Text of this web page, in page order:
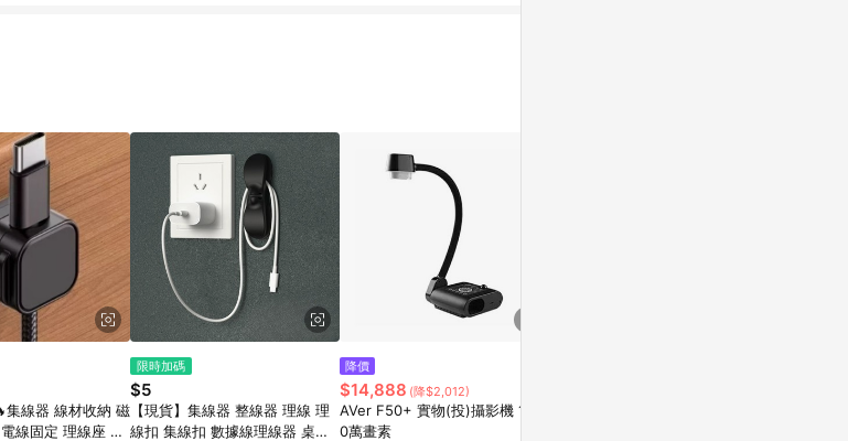
品賣場中有標示「商店」及顯示商店名稱者(指定活動店家除外) 3. 訂
集線器 線材收納 磁
線固定 理線座 整
限時加碼
$5
【現貨】集線器 整線器 理線 理
線扣 集線扣 數據線理線器 桌面
降價
$14,888 (降$2,012)
AVer F50+ 實物(投)攝影機 130
0萬畫素